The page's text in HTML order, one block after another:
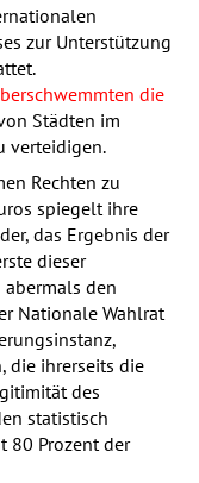
zur Unterstützung
die
Städten im
verteidigen.
Rechten zu
spiegelt ihre
das Ergebnis der
dieser
den
Nationale Wahlrat
die ihrerseits die
des
statistisch
80 Prozent der